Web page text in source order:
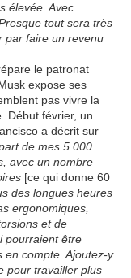
élevée. Avec
tout sera très
par faire un revenu
le patronat
expose ses
pas vivre la
Début février, un
a décrit sur
de mes 5 000
avec un nombre
[ce qui donne 60
des longues heures
ergonomiques,
et de
pourraient être
en compte. Ajoutez-y
pour travailler plus